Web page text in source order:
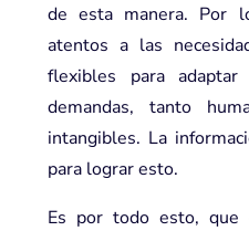
de esta manera. Por
atentos a las
flexibles para
demandas, tanto
intangibles. La
para lograr esto.
Es por todo esto, que